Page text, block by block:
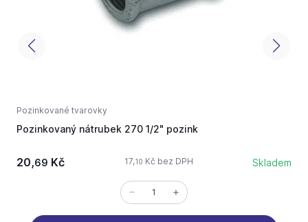
Pozinkované tvarovky
Pozinkovaný nátrubek 270 1/2" pozink
20,69 Kč 17,10 Kč bez DPH Skladem